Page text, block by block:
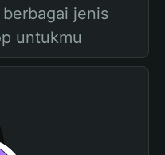
jenis
untukmu